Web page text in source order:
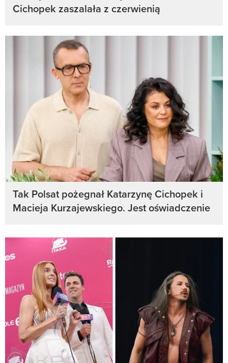
Cichopek zaszalała z czerwienią
Tak Polsat pożegnał Katarzynę Cichopek i
Macieja Kurzajewskiego. Jest oświadczenie